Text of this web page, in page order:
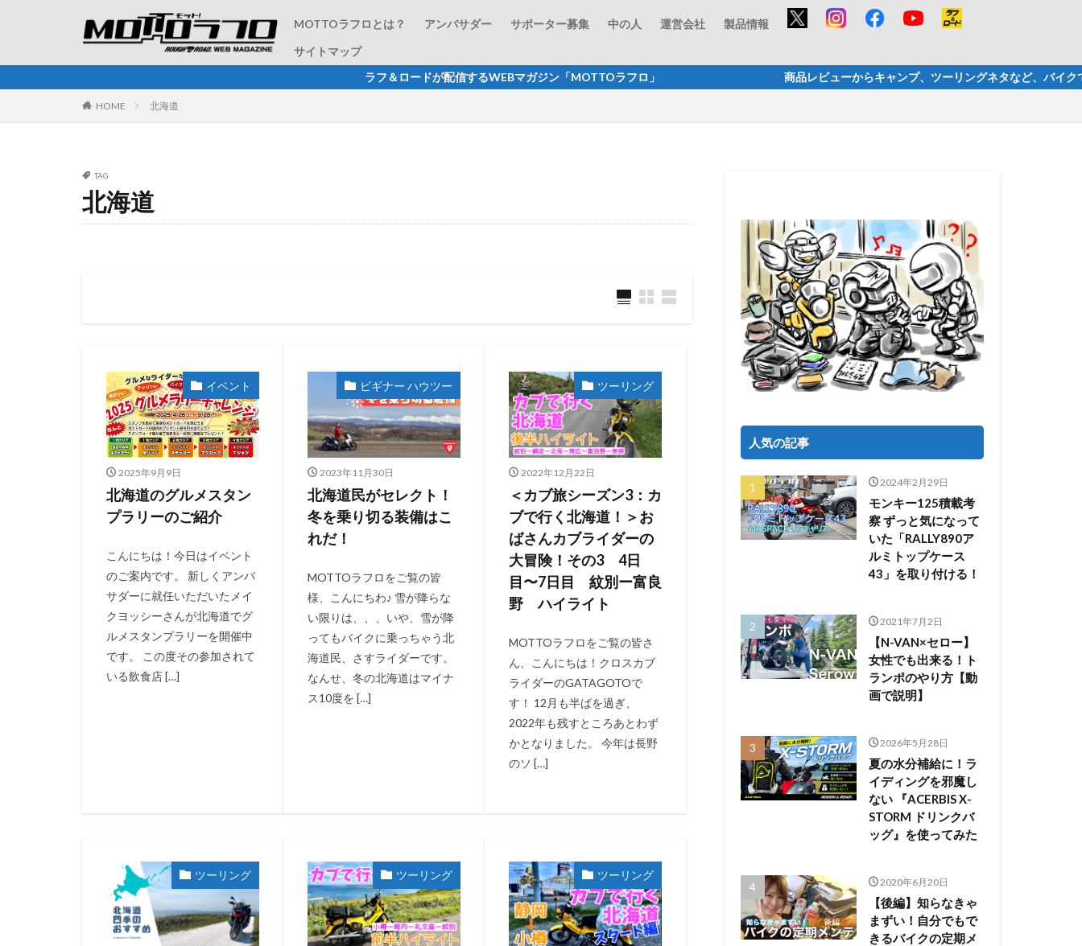
MOTTOラフロとは？ アンバサダー サポーター募集 中の人 運営会社
製品情報
サイトマップ
ラフ＆ロードが配信するWEBマガジン「MOTTOラフロ」 商品レビューからキャンプ、ツーリングネタなど、バイクで楽しむ様々な事を配信
HOME 北海道
TAG
北海道
イベント
2025年9月9日
北海道のグルメスタン
プラリーのご紹介
こんにちは！今日はイベント
のご案内です。 新しくアンバ
サダーに就任いただいたメイ
クヨッシーさんが北海道でグ
ルメスタンプラリーを開催中
です。 この度その参加されて
いる飲食店 […]
ビギナー ハウツー
2023年11月30日
北海道民がセレクト！
冬を乗り切る装備はこ
れだ！
MOTTOラフロをご覧の皆
様、こんにちわ♪ 雪が降らな
い限りは、、、いや、雪が降
ってもバイクに乗っちゃう北
海道民、さすライダーです。
なんせ、冬の北海道はマイナ
ス10度を […]
ツーリング
2022年12月22日
＜カブ旅シーズン3：カ
ブで行く北海道！＞お
ばさんカブライダーの
大冒険！その3 4日
目〜7日目 紋別ー富良
野 ハイライト
MOTTOラフロをご覧の皆さ
ん、こんにちは！クロスカブ
ライダーのGATAGOTOで
す！ 12月も半ばを過ぎ、
2022年も残すところあとわず
かとなりました。 今年は長野
のソ […]
ツーリング ツーリング ツーリング
人気の記事
2024年2月29日
モンキー125積載考
察 ずっと気になって
いた「RALLY890ア
ルミトップケース
43」を取り付ける！
2021年7月2日
【N-VAN×セロー】
女性でも出来る！ト
ランポのやり方【動
画で説明】
2026年5月28日
夏の水分補給に！ラ
イディングを邪魔し
ない 『ACERBIS X-
STORM ドリンクバ
ッグ』を使ってみた
2020年6月20日
【後編】知らなきゃ
まずい！自分でもで
きるバイクの定期メ